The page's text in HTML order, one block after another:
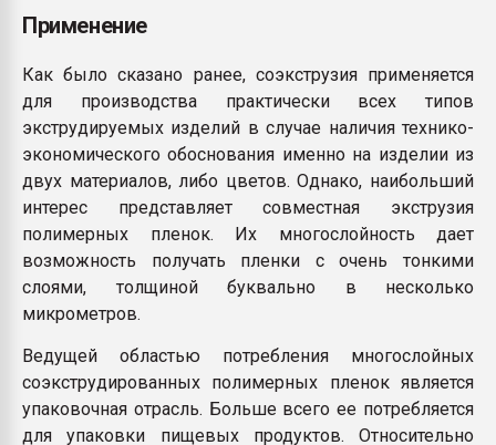
Применение
Как было сказано ранее, соэкструзия применяется
для производства практически всех типов
экструдируемых изделий в случае наличия технико-
экономического обоснования именно на изделии из
двух материалов, либо цветов. Однако, наибольший
интерес представляет совместная экструзия
полимерных пленок. Их многослойность дает
возможность получать пленки с очень тонкими
слоями, толщиной буквально в несколько
микрометров.
Ведущей областью потребления многослойных
соэкструдированных полимерных пленок является
упаковочная отрасль. Больше всего ее потребляется
для упаковки пищевых продуктов. Относительно